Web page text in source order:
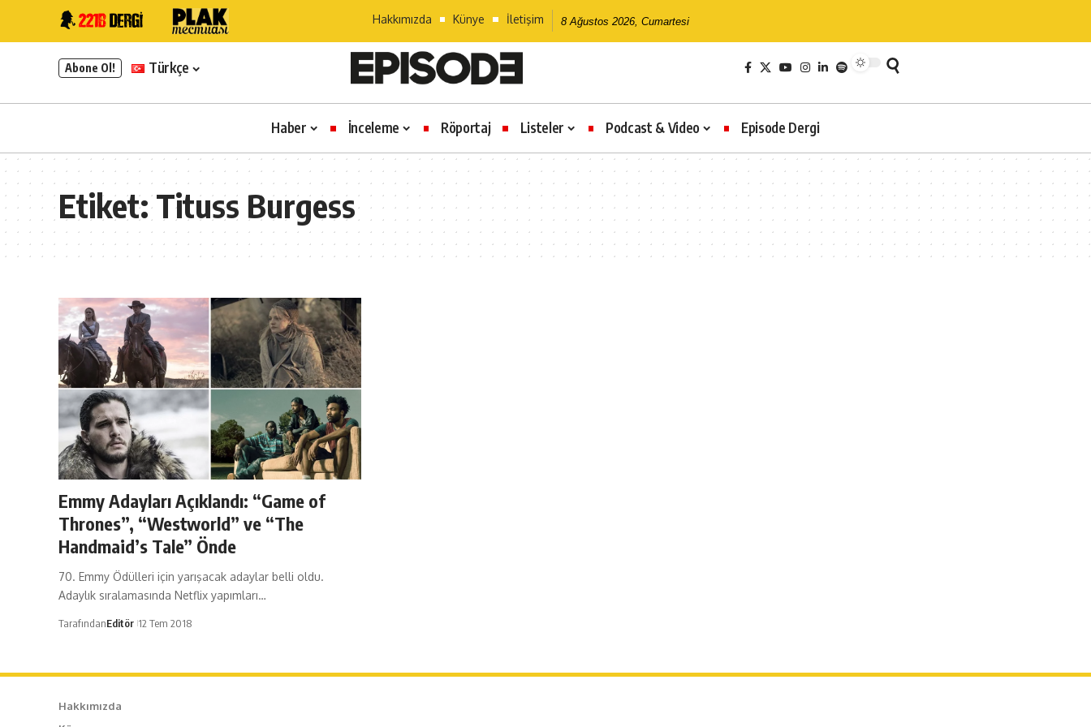
Hakkımızda Künye İletişim 8 Ağustos 2026, Cumartesi
Abone Ol! Türkçe
Haber İnceleme Röportaj Listeler Podcast & Video Episode Dergi
Etiket:Tituss Burgess
Emmy Adayları Açıklandı: “Game of
Thrones”, “Westworld” ve “The
Handmaid’s Tale” Önde
70. Emmy Ödülleri için yarışacak adaylar belli oldu.
Adaylık sıralamasında Netflix yapımları…
TarafındanEditör 12 Tem 2018
Hakkımızda